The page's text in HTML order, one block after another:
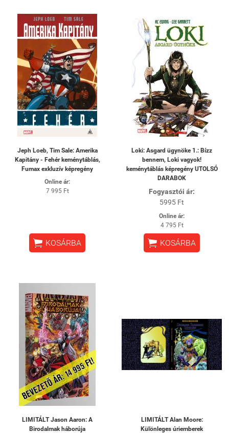
Jeph Loeb, Tim Sale: Amerika
Kapitány - Fehér keménytáblás,
Fumax exkluzív képregény
Online ár:
7 995 Ft
 KOSÁRBA
Loki: Asgard ügynöke 1.: Bízz
bennem, Loki vagyok!
keménytáblás képregény UTOLSÓ
DARABOK
Fogyasztói ár:
5995 Ft
Online ár:
4 795 Ft
 KOSÁRBA
LIMITÁLT Jason Aaron: A
Birodalmak háborúja
LIMITÁLT Alan Moore:
Különleges úriemberek